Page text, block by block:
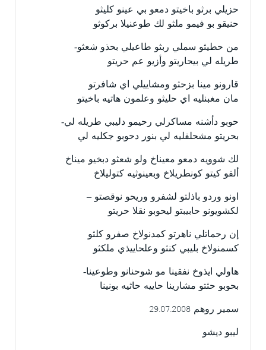
حزيلي برثو باخيتو دمعو بي عينو كليثو
حنيقو بو فيمو ملثو لك طوعنيلا بركوثو
من حطيثو سملي ربثو طاعيلي بحذو شعثو-
طريله لي بيحاريتو وأزيو عم حريتو
قارونو مينا بزحثو ومشاييلي اي شافرتو
مان مغبنليه اي حليثو وعلمون هاتيه باخيتو
حوبو دأشنه مساكرلي رحيمو دليبي طريله لي-
بحريتو مشحلفليه لي بنور دحوبو جكليه لي
لك شوويه دمعو معيناخ ولو شعثو دبخيو ميناخ
ألفو كيتو كونطريلاخ وبعينوثيه كتوليلاخ
اونو وردو باذلتو لشفرو وريحو نوقصتو –
لكشويونو حابيبتو ليحوبو نقلا حريتو
إن رحماتلي ناهرتو كمدنولاخ صفرو كلثو
كسمنولاخ بليبي كنثو وعلحاييذي ملكثو
هاولي ايذوخ نفقينا مو شوحنانو وطوعينا-
بحوبو حثتو مشارينا حاييه حاثيه بونينا
سمير روهم 29.07.2008
ليبو ديشو